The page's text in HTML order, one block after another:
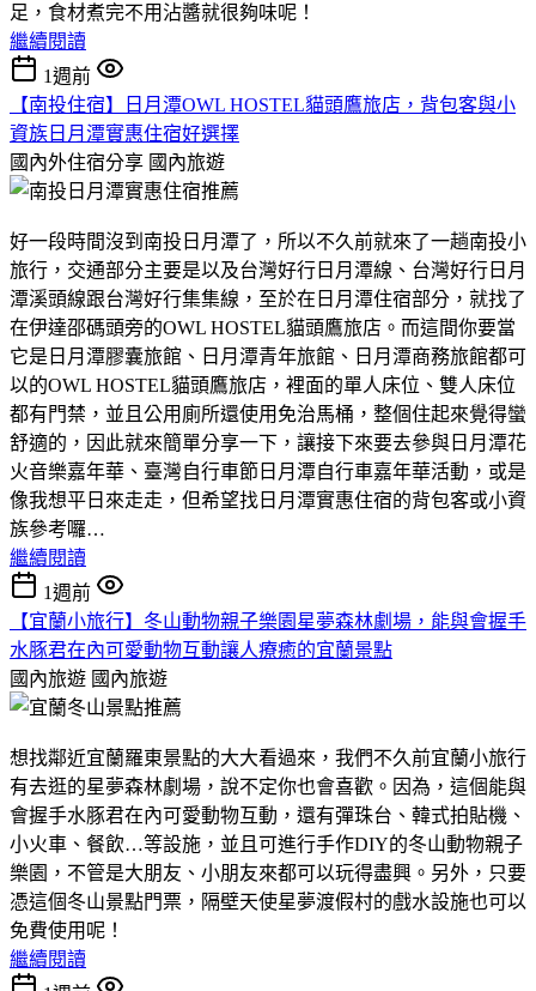
足，食材煮完不用沾醬就很夠味呢！
繼續閱讀
1週前
【南投住宿】日月潭OWL HOSTEL貓頭鷹旅店，背包客與小
資族日月潭實惠住宿好選擇
國內外住宿分享 國內旅遊
好一段時間沒到南投日月潭了，所以不久前就來了一趟南投小
旅行，交通部分主要是以及台灣好行日月潭線、台灣好行日月
潭溪頭線跟台灣好行集集線，至於在日月潭住宿部分，就找了
在伊達邵碼頭旁的OWL HOSTEL貓頭鷹旅店。而這間你要當
它是日月潭膠囊旅館、日月潭青年旅館、日月潭商務旅館都可
以的OWL HOSTEL貓頭鷹旅店，裡面的單人床位、雙人床位
都有門禁，並且公用廁所還使用免治馬桶，整個住起來覺得蠻
舒適的，因此就來簡單分享一下，讓接下來要去參與日月潭花
火音樂嘉年華、臺灣自行車節日月潭自行車嘉年華活動，或是
像我想平日來走走，但希望找日月潭實惠住宿的背包客或小資
族參考囉…
繼續閱讀
1週前
【宜蘭小旅行】冬山動物親子樂園星夢森林劇場，能與會握手
水豚君在內可愛動物互動讓人療癒的宜蘭景點
國內旅遊 國內旅遊
想找鄰近宜蘭羅東景點的大大看過來，我們不久前宜蘭小旅行
有去逛的星夢森林劇場，說不定你也會喜歡。因為，這個能與
會握手水豚君在內可愛動物互動，還有彈珠台、韓式拍貼機、
小火車、餐飲…等設施，並且可進行手作DIY的冬山動物親子
樂園，不管是大朋友、小朋友來都可以玩得盡興。另外，只要
憑這個冬山景點門票，隔壁天使星夢渡假村的戲水設施也可以
免費使用呢！
繼續閱讀